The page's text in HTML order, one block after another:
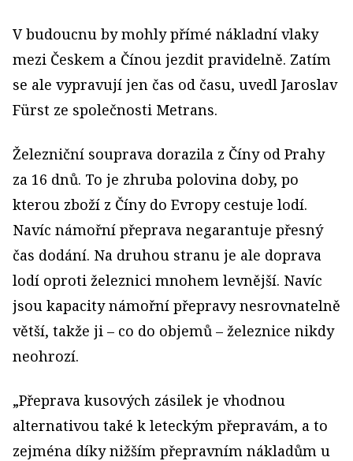
V budoucnu by mohly přímé nákladní vlaky
mezi Českem a Čínou jezdit pravidelně. Zatím
se ale vypravují jen čas od času, uvedl Jaroslav
Fürst ze společnosti Metrans.
Železniční souprava dorazila z Číny od Prahy
za 16 dnů. To je zhruba polovina doby, po
kterou zboží z Číny do Evropy cestuje lodí.
Navíc námořní přeprava negarantuje přesný
čas dodání. Na druhou stranu je ale doprava
lodí oproti železnici mnohem levnější. Navíc
jsou kapacity námořní přepravy nesrovnatelně
větší, takže ji – co do objemů – železnice nikdy
neohrozí.
„Přeprava kusových zásilek je vhodnou
alternativou také k leteckým přepravám, a to
zejména díky nižším přepravním nákladům u